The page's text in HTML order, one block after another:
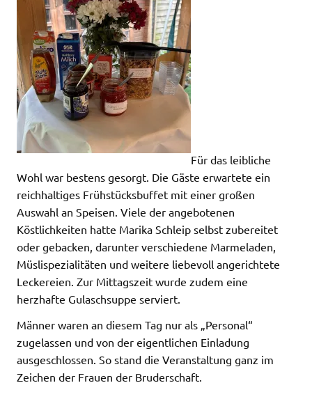
Für das leibliche
Wohl war bestens gesorgt. Die Gäste erwartete ein
reichhaltiges Frühstücksbuffet mit einer großen
Auswahl an Speisen. Viele der angebotenen
Köstlichkeiten hatte Marika Schleip selbst zubereitet
oder gebacken, darunter verschiedene Marmeladen,
Müslispezialitäten und weitere liebevoll angerichtete
Leckereien. Zur Mittagszeit wurde zudem eine
herzhafte Gulaschsuppe serviert.
Männer waren an diesem Tag nur als „Personal“
zugelassen und von der eigentlichen Einladung
ausgeschlossen. So stand die Veranstaltung ganz im
Zeichen der Frauen der Bruderschaft.